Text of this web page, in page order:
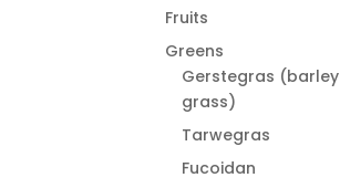
Fruits
Greens
Gerstegras (barley
grass)
Tarwegras
Fucoidan